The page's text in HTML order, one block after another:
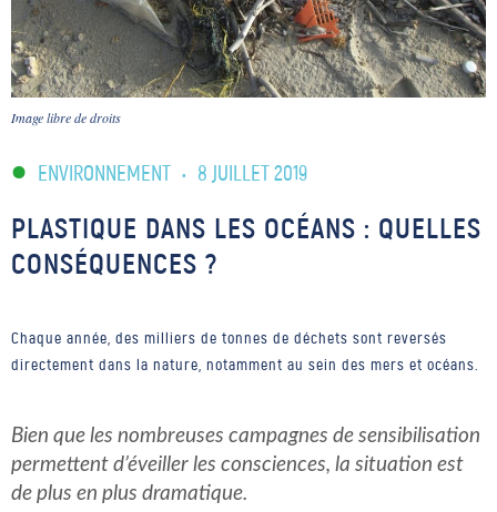
Image libre de droits
ENVIRONNEMENT • 8 JUILLET 2019
PLASTIQUE DANS LES OCÉANS : QUELLES
CONSÉQUENCES ?
Chaque année, des milliers de tonnes de déchets sont reversés
directement dans la nature, notamment au sein des mers et océans.
Bien que les nombreuses campagnes de sensibilisation
permettent d’éveiller les consciences, la situation est
de plus en plus dramatique.